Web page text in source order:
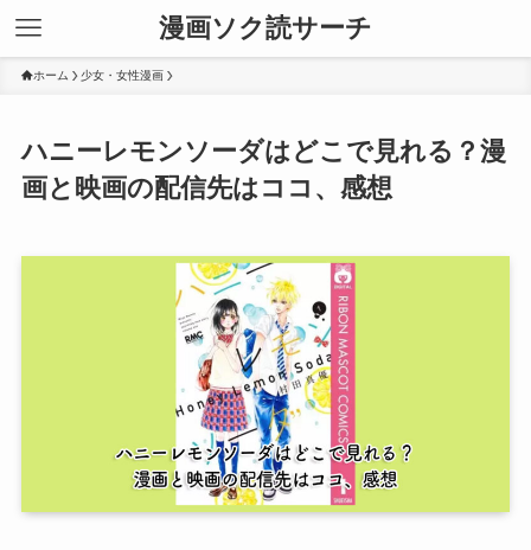
漫画ソク読サーチ
ホーム 少女・女性漫画
ハニーレモンソーダはどこで見れる？漫
画と映画の配信先はココ、感想